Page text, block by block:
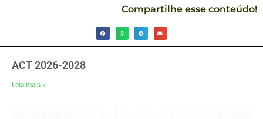
Compartilhe esse conteúdo!
ACT 2026-2028
Leia mais »